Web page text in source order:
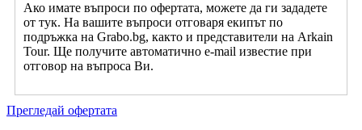
Ако имате въпроси по офертата, можете да ги зададете
от тук. На вашите въпроси отговаря екипът по
подръжка на Grabo.bg, както и представители на Arkain
Tour. Ще получите автоматично e-mail известие при
отговор на въпроса Ви.
Прегледай офертата